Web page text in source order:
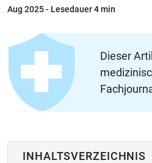
Aug 2025- Lesedauer 4 min
Dieser
INHALTSVERZEICHNIS